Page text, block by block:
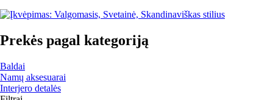
Prekės pagal kategoriją
Baldai
Namų aksesuarai
Interjero detalės